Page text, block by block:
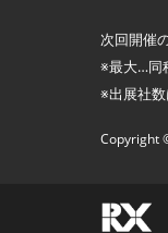
次回開催
※最大…同
※出展社
Copyright